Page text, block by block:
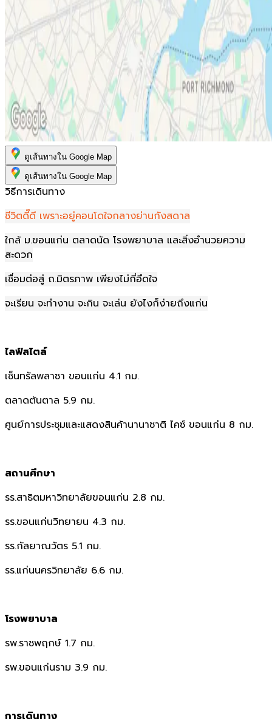
ดูเส้นทางใน Google Map
ดูเส้นทางใน Google Map
วิธีการเดินทาง
ชีวิตดี๊ดี เพราะอยู่คอนโดใจกลางย่านกังสดาล​
ใกล้ ม.ขอนแก่น ตลาดนัด โรงพยาบาล และสิ่งอำนวยความ
สะดวก​
เชื่อมต่อสู่ ถ.มิตรภาพ เพียงไม่กี่อึดใจ​
จะเรียน จะทำงาน จะกิน จะเล่น ยังไงก็ง่ายถึงแก่น​
ไลฟ์สไตล์
เซ็นทรัลพลาซา ขอนแก่น 4.1 กม.
ตลาดต้นตาล 5.9 กม.
ศูนย์การประชุมและแสดงสินค้านานาชาติ ไคซ์ ขอนแก่น 8 กม.
สถานศึกษา
รร.สาธิตมหาวิทยาลัยขอนแก่น 2.8 กม.
รร.ขอนแก่นวิทยายน 4.3 กม.
รร.กัลยาณวัตร 5.1 กม.
รร.แก่นนครวิทยาลัย 6.6 กม.
โรงพยาบาล
รพ.ราชพฤกษ์ 1.7 กม.
รพ.ขอนแก่นราม 3.9 กม.
การเดินทาง